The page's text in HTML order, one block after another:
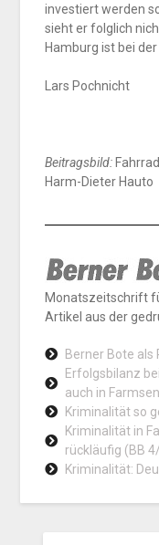
investiert werden
sieht er folglich
Hamburg ist bei
Lars Pochnicht
Beitragsbild:
Harm-Dieter Hauto
Monatszeitschrift
Artikel aus der
Berner Bote als
Erfolgsbilanz
auch in
Kriminalität so
Kriminalität in
rückläufig (BB
Kriminalität: